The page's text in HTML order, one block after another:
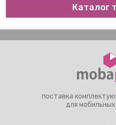
Каталог
поставка
для